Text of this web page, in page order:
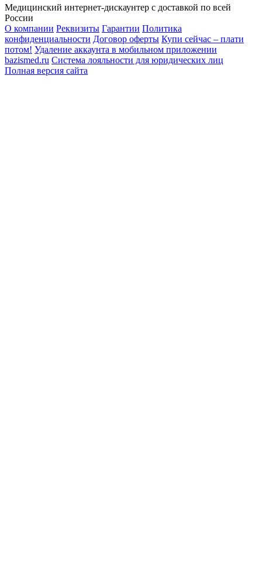
Медицинский интернет-дискаунтер с доставкой по всей
России
О компании Реквизиты Гарантии Политика
конфиденциальности Договор оферты Купи сейчас – плати
потом! Удаление аккаунта в мобильном приложении
bazismed.ru Система лояльности для юридических лиц
Полная версия сайта